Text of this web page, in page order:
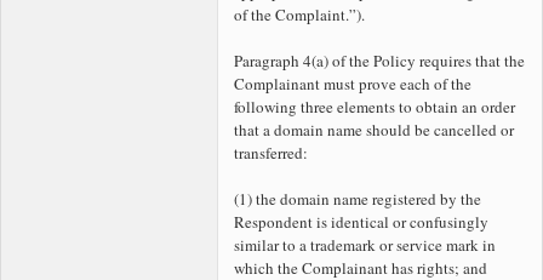
of the Complaint.”).
Paragraph 4(a) of the Policy requires that the
Complainant must prove each of the
following three elements to obtain an order
that a domain name should be cancelled or
transferred:
(1) the domain name registered by the
Respondent is identical or confusingly
similar to a trademark or service mark in
which the Complainant has rights; and